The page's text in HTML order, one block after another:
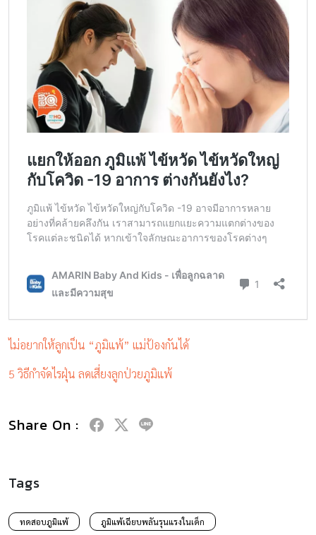
ไม่อยากให้ลูกเป็น “ภูมิแพ้” แม่ป้องกันได้
5 วิธีกำจัดไรฝุ่น ลดเสี่ยงลูกป่วยภูมิแพ้
Share On :
Tags
ทดสอบภูมิแพ้ ภูมิแพ้เฉียบพลันรุนแรงในเด็ก